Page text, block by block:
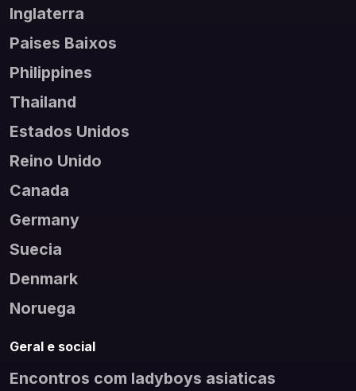
Inglaterra
Paises Baixos
Philippines
Thailand
Estados Unidos
Reino Unido
Canada
Germany
Suecia
Denmark
Noruega
Geral e social
Encontros com ladyboys asiaticas